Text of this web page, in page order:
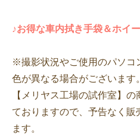
♪お得な車内拭き手袋＆ホイ
※撮影状況やご使用のパソコ
色が異なる場合がございます。
【メリヤス工場の試作室】
ておりますので、予告なく
ます。